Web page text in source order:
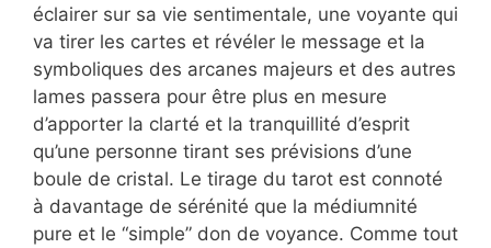
éclairer sur sa vie sentimentale, une voyante qui
va tirer les cartes et révéler le message et la
symboliques des arcanes majeurs et des autres
lames passera pour être plus en mesure
d’apporter la clarté et la tranquillité d’esprit
qu’une personne tirant ses prévisions d’une
boule de cristal. Le tirage du tarot est connoté
à davantage de sérénité que la médiumnité
pure et le “simple” don de voyance. Comme tout